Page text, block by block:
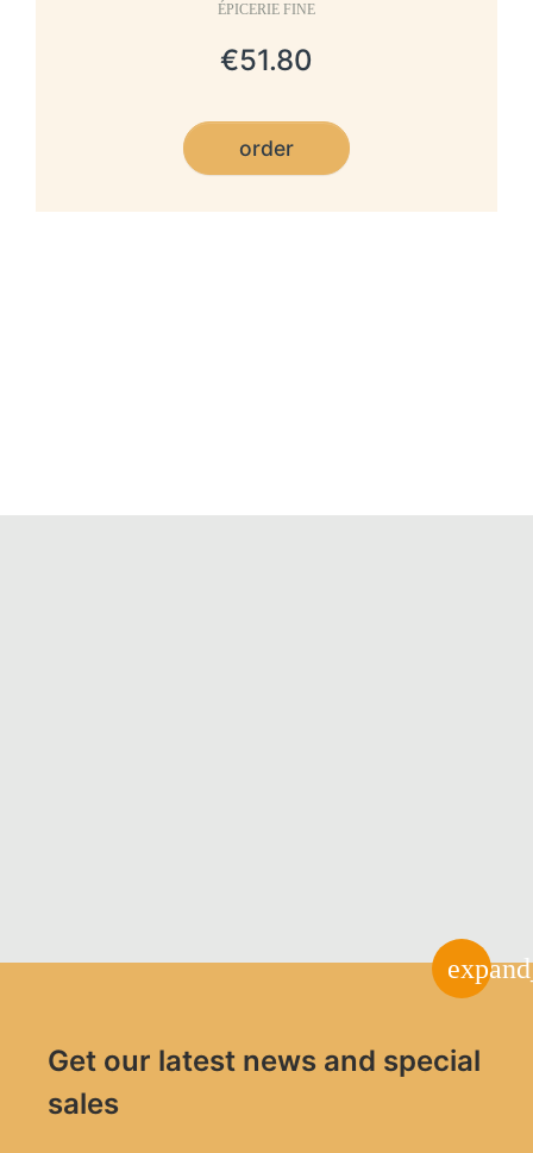
ÉPICERIE FINE
€51.80
order
Get our latest news and special
sales